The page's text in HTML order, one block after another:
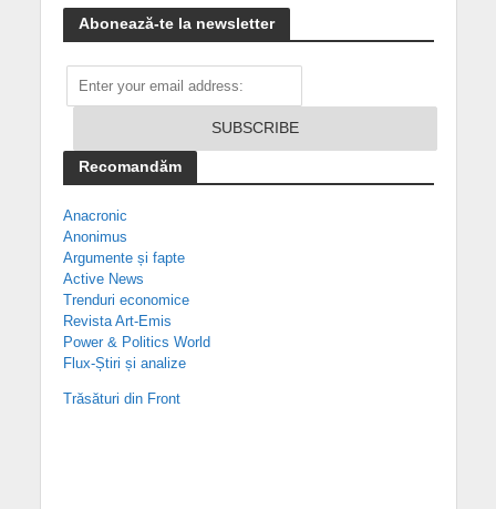
Abonează-te la newsletter
Recomandăm
Anacronic
Anonimus
Argumente și fapte
Active News
Trenduri economice
Revista Art-Emis
Power & Politics World
Flux-Știri și analize
Trăsături din Front